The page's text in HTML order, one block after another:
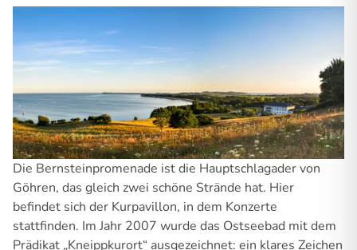
Die Bernsteinpromenade ist die Hauptschlagader von
Göhren, das gleich zwei schöne Strände hat. Hier
befindet sich der Kurpavillon, in dem Konzerte
stattfinden. Im Jahr 2007 wurde das Ostseebad mit dem
Prädikat „Kneippkurort“ ausgezeichnet: ein klares Zeichen